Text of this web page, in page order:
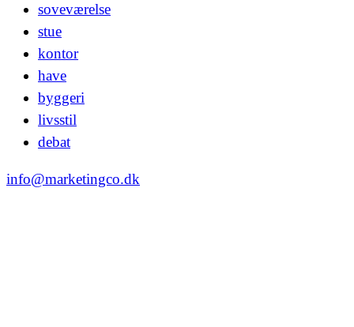
soveværelse
stue
kontor
have
byggeri
livsstil
debat
info@marketingco.dk